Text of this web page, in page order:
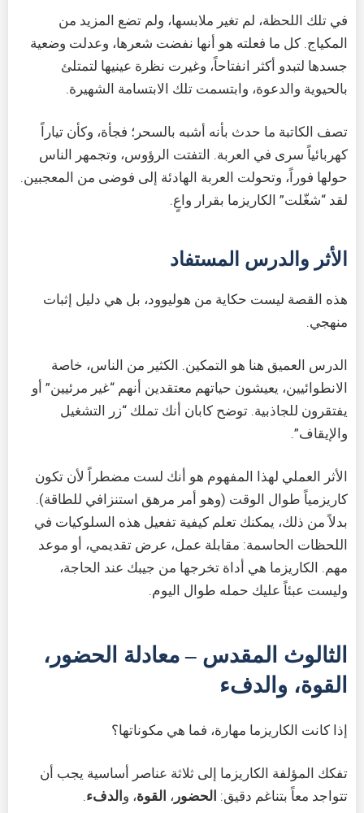
في تلك اللحظة، لم تغير ملابسها، ولم تضع المزيد من
المكياج. كل ما فعلته هو أنها نفضت شعرها، وعدلت وضعية
جسدها لتبدو أكثر انفتاحاً، وغيرت نظرة عينيها لتمتلئ
بالحيوية والدعوة، وابتسمت تلك الابتسامة الشهيرة.
تصف الكاتبة ما حدث بأنه أشبه بالسحر؛ فجأة، وكأن تياراً
كهربائياً سرى في العربة. التفتت الرؤوس، وتجمهر الناس
حولها فوراً، وتحولت العربة الهادئة إلى فوضى من المعجبين.
لقد “شغّلت” الكاريزما بقرار واعٍ.
الأثر والدرس المستفاد
هذه القصة ليست حكاية من هوليوود، بل هي دليل إثبات
منهجي.
الدرس العميق هنا هو التمكين. الكثير من الناس، خاصة
الانطوائيين، يعيشون حياتهم معتقدين أنهم “غير مرئيين” أو
يفتقرون للجاذبية. توضح كابان أنك تملك “زر التشغيل
والإيقاف”.
الأثر العملي لهذا المفهوم هو أنك لست مضطراً لأن تكون
كاريزمياً طوال الوقت (وهو أمر مرهق استنزافي للطاقة).
بدلاً من ذلك، يمكنك تعلم كيفية تفعيل هذه السلوكيات في
اللحظات الحاسمة: مقابلة عمل، عرض تقديمي، أو موعد
مهم. الكاريزما هي أداة تخرجها من جيبك عند الحاجة،
وليست عبئاً عليك حمله طوال اليوم.
الثالوث المقدس – معادلة الحضور،
القوة، والدفء
إذا كانت الكاريزما مهارة، فما هي مكوناتها؟
تفكك المؤلفة الكاريزما إلى ثلاثة عناصر أساسية يجب أن
تتواجد معاً بتناغم دقيق: الحضور ، القوة، والدفء.